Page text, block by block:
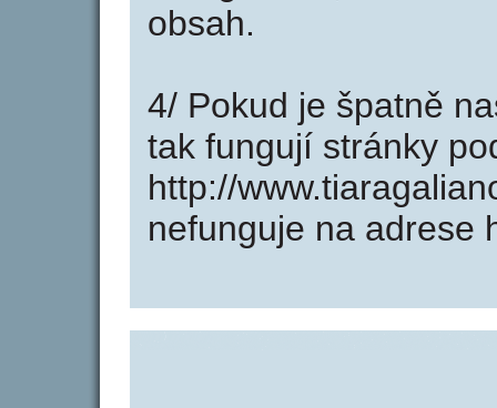
obsah.
4/ Pokud je špatně
tak fungují stránky
http://
nefunguje na adrese